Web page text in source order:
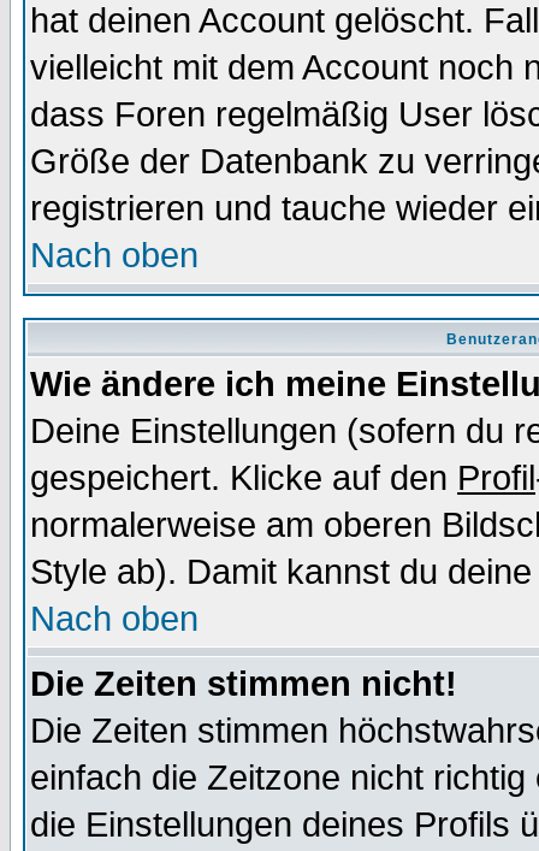
hat deinen Account gelöscht.
vielleicht mit dem Account noch
dass Foren regelmäßig User
Größe der Datenbank zu
registrieren und tauche wieder
Nach oben
Wie ändere ich meine
Deine Einstellungen (sofern du
gespeichert. Klicke auf den Profil
normalerweise am oberen
Style ab). Damit kannst du
Nach oben
Die Zeiten stimmen nicht!
Die Zeiten stimmen
einfach die Zeitzone nicht
die Einstellungen deines Profils